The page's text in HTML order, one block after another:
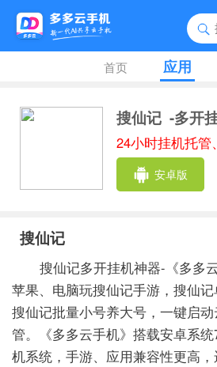
首页 应用
搜仙记 -多开
24小时挂机托管
安卓版
搜仙记
搜仙记多开挂机神器-《多多
苹果、电脑玩搜仙记手游，搜仙记
搜仙记批量小号养大号，一键启
管。《多多云手机》搭载安卓系
机系统，手游、应用兼容性更高